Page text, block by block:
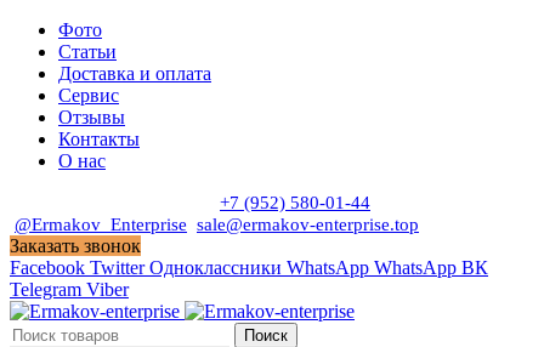
Фото
Статьи
Доставка и оплата
Сервис
Отзывы
Контакты
О нас
+7 (952) 580-01-44
@Ermakov_Enterprise sale@ermakov-enterprise.top
Заказать звонок
Facebook Twitter Одноклассники WhatsApp WhatsApp ВК
Telegram Viber
Поиск